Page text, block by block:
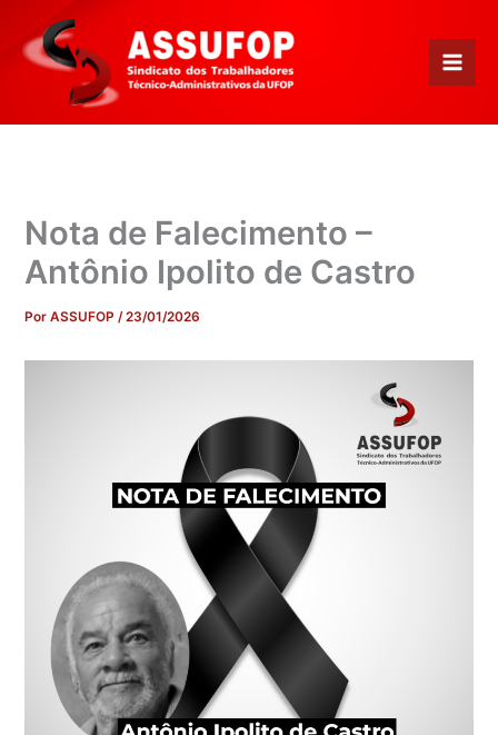
para
conteúdo
Nota de Falecimento –
Antônio Ipolito de Castro
PorASSUFOP/23/01/2026